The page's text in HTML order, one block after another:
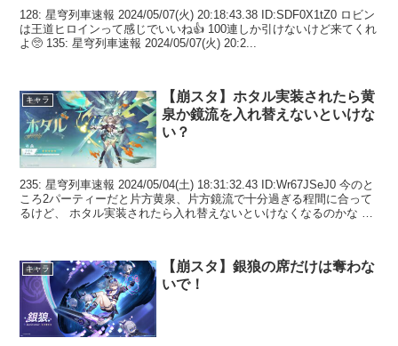
128: 星穹列車速報 2024/05/07(火) 20:18:43.38 ID:SDF0X1tZ0 ロビン
は王道ヒロインって感じでいいね👍 100連しか引けないけど来てくれ
よ🥺 135: 星穹列車速報 2024/05/07(火) 20:2...
キャラ
【崩スタ】ホタル実装されたら黄
泉か鏡流を入れ替えないといけな
い？
235: 星穹列車速報 2024/05/04(土) 18:31:32.43 ID:Wr67JSeJ0 今のと
ころ2パーティーだと片方黄泉、片方鏡流で十分過ぎる程間に合って
るけど、 ホタル実装されたら入れ替えないといけなくなるのかな そ
キャラ
【崩スタ】銀狼の席だけは奪わな
いで！